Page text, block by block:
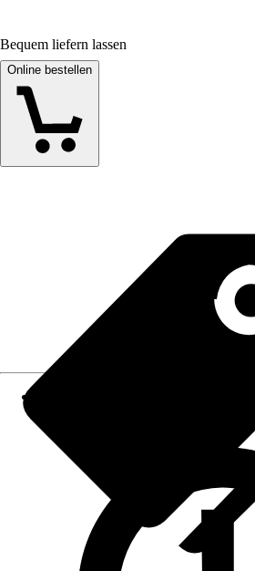
Bequem liefern lassen
Online bestellen